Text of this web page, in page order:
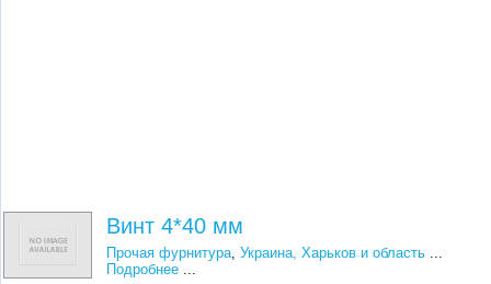
Винт 4*40 мм
Прочая фурнитура,Украина, Харьков и область ...
Подробнее ...